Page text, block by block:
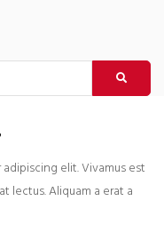
elit. Vivamus est
lectus. Aliquam a erat a